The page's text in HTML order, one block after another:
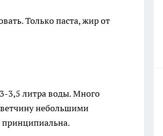
Только паста, жир от
3,5 литра воды. Много
небольшими
принципиальна.